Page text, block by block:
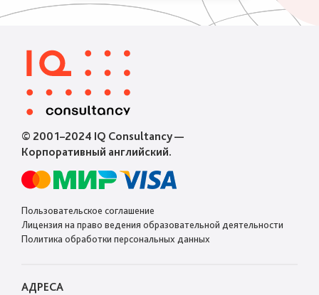
© 2001–2024 IQ Consultancy —
Корпоративный английский.
Пользовательское соглашение
Лицензия на право ведения образовательной деятельности
Политика обработки персональных данных
АДРЕСА